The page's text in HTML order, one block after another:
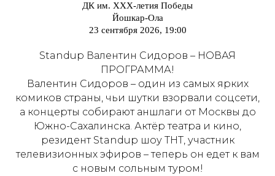
ДК им. ХХХ-летия Победы
Йошкар-Ола
23 сентября 2026, 19:00
Standup Валентин Сидоров – НОВАЯ
ПРОГРАММА!
Валентин Сидоров – один из самых ярких
комиков страны, чьи шутки взорвали соцсети,
а концерты собирают аншлаги от Москвы до
Южно-Сахалинска. Актёр театра и кино,
резидент Standup шоу ТНТ, участник
телевизионных эфиров – теперь он едет к вам
с новым сольным туром!